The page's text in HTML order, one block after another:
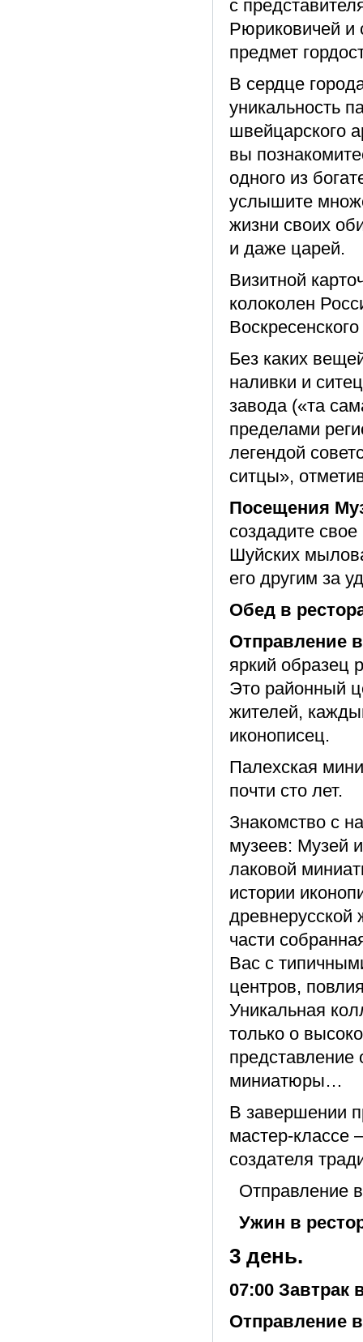
с
Рюриковичей и
предмет
В сердце
уникальность
швейцарского
вы
одного из
услышите
жизни своих
и даже царей.
Визитной
колоколен
Без каких
наливки и
завода («та
пределами
легендой
ситцы»,
Посещения
создадите
Шуйских
его другим за
Обед в
Отправление
яркий образец
Это районный
жителей,
иконописец.
Палехская
почти сто лет.
Знакомство с
музеев: Музей
лаковой
истории
древнерусской
части
Вас с
центров,
Уникальная
только о
представление
миниатюры…
В завершении
мастер-классе
создателя
Отправление
Ужин в
3 день.
07:00 Завтрак
Отправление